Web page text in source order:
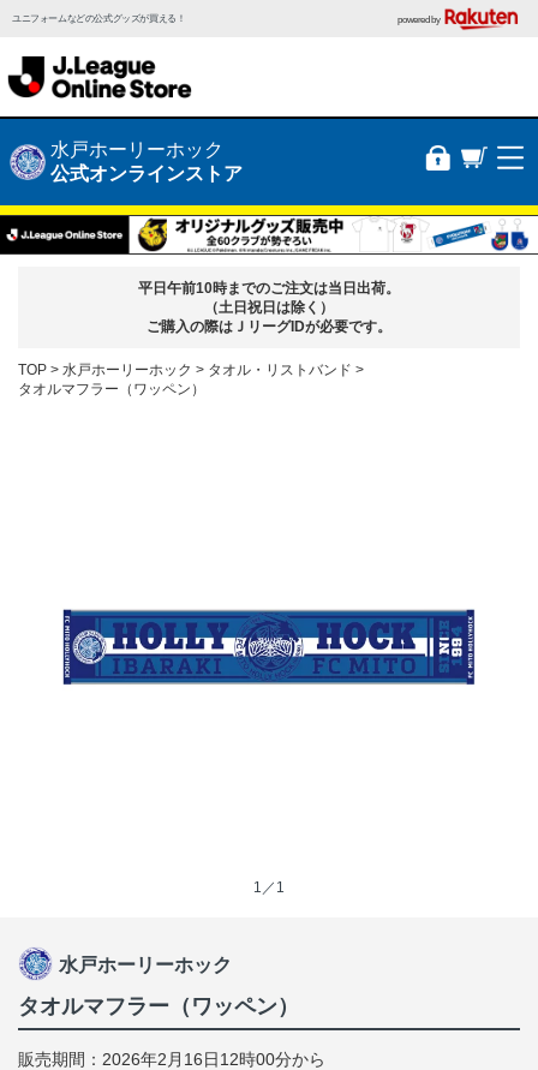
ユニフォームなどの公式グッズが買える！ powered by
水戸ホーリーホック
公式オンラインストア
平日午前10時までのご注文は当日出荷。
（土日祝日は除く）
ご購入の際はＪリーグIDが必要です。
TOP 水戸ホーリーホック
タオル・リストバンド
タオルマフラー（ワッペン）
1／1
水戸ホーリーホック
タオルマフラー（ワッペン）
販売期間：2026年2月16日12時00分から